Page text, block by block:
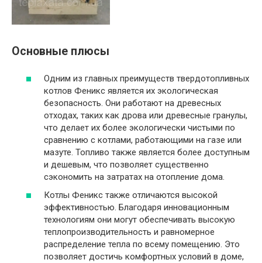
Основные плюсы
Одним из главных преимуществ твердотопливных
котлов Феникс является их экологическая
безопасность. Они работают на древесных
отходах, таких как дрова или древесные гранулы,
что делает их более экологически чистыми по
сравнению с котлами, работающими на газе или
мазуте. Топливо также является более доступным
и дешевым, что позволяет существенно
сэкономить на затратах на отопление дома.
Котлы Феникс также отличаются высокой
эффективностью. Благодаря инновационным
технологиям они могут обеспечивать высокую
теплопроизводительность и равномерное
распределение тепла по всему помещению. Это
позволяет достичь комфортных условий в доме,